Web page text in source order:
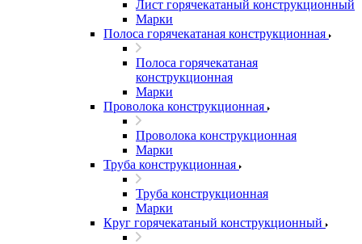
Лист горячекатаный конструкционный
Марки
Полоса горячекатаная конструкционная
Полоса горячекатаная
конструкционная
Марки
Проволока конструкционная
Проволока конструкционная
Марки
Труба конструкционная
Труба конструкционная
Марки
Круг горячекатаный конструкционный